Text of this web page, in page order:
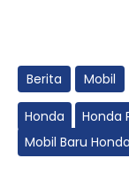
Berita Mobil
Honda Honda
Mobil Baru Honda